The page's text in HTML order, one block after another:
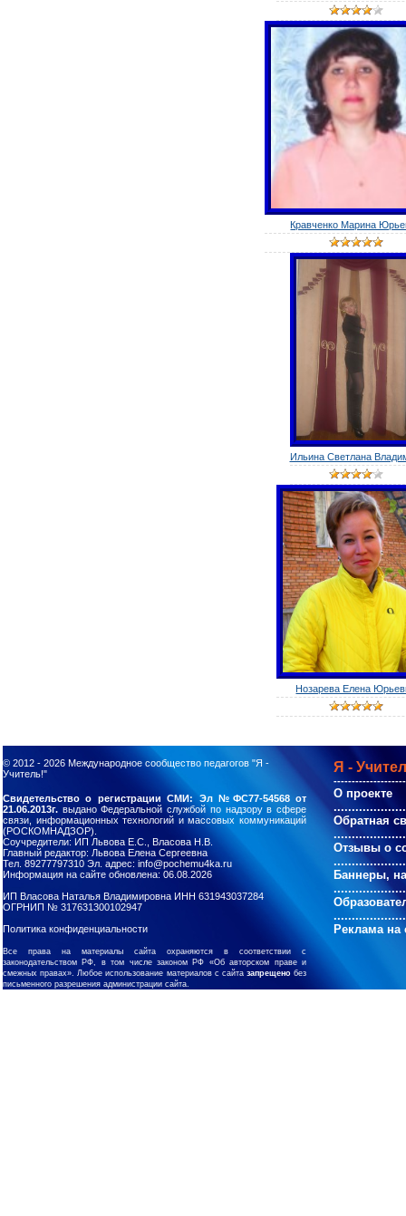
Кравченко Марина
Ильина Светлана
Нозарева Елена
© 2012 - 2026 Международное сообщество педагогов "Я -
Учитель!"
Я -
О проекте
Обратная
Отзывы о
Баннеры,
Реклама на
Свидетельство о регистрации СМИ: Эл №ФС77-54568 от
21.06.2013г. выдано Федеральной службой по надзору в сфере
связи, информационных технологий и массовых коммуникаций
(РОСКОМНАДЗОР).
Соучредители: ИП Львова Е.С., Власова Н.В.
Главный редактор: Львова Елена Сергеевна
Тел. 89277797310 Эл. адрес: info@pochemu4ka.ru
Информация на сайте обновлена: 06.08.2026
ИП Власова Наталья Владимировна ИНН 631943037284
ОГРНИП № 317631300102947
Политика конфиденциальности
Все права на материалы сайта охраняются в соответствии с
законодательством РФ, в том числе законом РФ «Об авторском праве и
смежных правах». Любое использование материалов с сайта запрещенобез
письменного разрешения администрации сайта.